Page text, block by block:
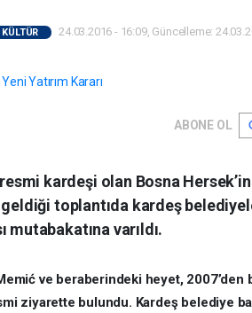
KÜLTÜR 24.03.2016 - 16:09, Güncelleme:
ABONE OL
kardeşi olan Bosna
geldiği toplantıda kardeş
mutabakatına varıldı.
ve beraberindeki heyet, 2007’den
ziyarette bulundu. Kardeş belediye